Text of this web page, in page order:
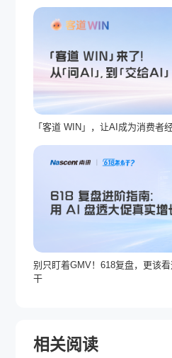
「客道 WIN」，让AI成为消费者
别只盯着GMV！618复盘，更该看
干
相关阅读